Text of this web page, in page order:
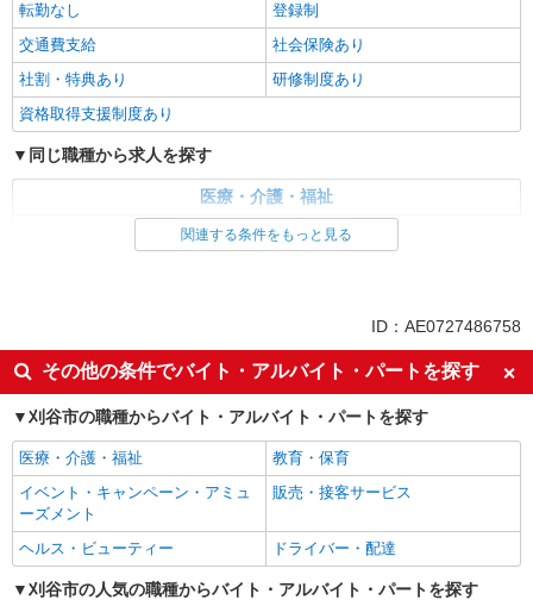
転勤なし
登録制
交通費支給
社会保険あり
社割・特典あり
研修制度あり
資格取得支援制度あり
同じ職種から求人を探す
医療・介護・福祉
看護師・保健師・看護助手・助産師
週2～3日勤務OK
深夜
交通費支給
社会保険あり
関連する条件をもっと見る
ID：AE0727486758
その他の条件でバイト・アルバイト・パートを探す
刈谷市の職種からバイト・アルバイト・パートを探す
医療・介護・福祉
教育・保育
イベント・キャンペーン・アミュ
ーズメント
販売・接客サービス
ヘルス・ビューティー ドライバー・配達
刈谷市の人気の職種からバイト・アルバイト・パートを探す